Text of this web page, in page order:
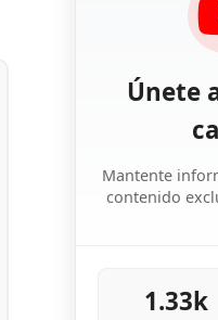
Únete
Mantente
contenido
1.33k